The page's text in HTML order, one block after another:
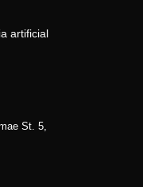
artificial
St. 5,